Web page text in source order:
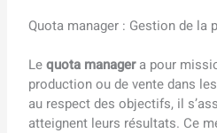
Quota manager : Gestion de la
Lequota managera pour
production ou de vente dans
au respect des objectifs, il
atteignent leurs résultats. Ce